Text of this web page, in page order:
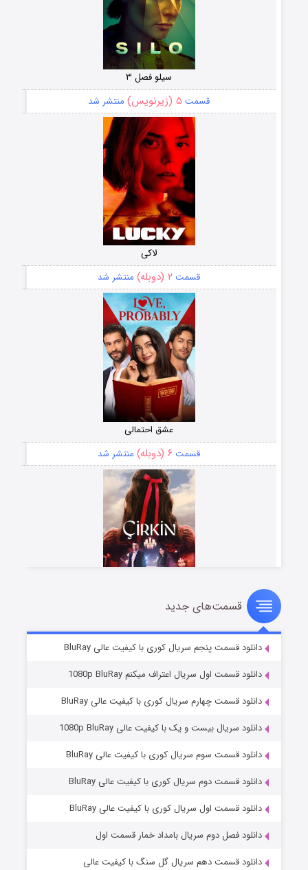
سیلو فصل ۳
قسمت ۵ (زیرنویس) منتشر شد
لاکی
قسمت ۲ (دوبله) منتشر شد
عشق احتمالی
قسمت ۶ (دوبله) منتشر شد
سریال زشت
قسمت۵ (زیرنویس) منتشر شد
وستی ها
قسمت۱ (زیرنویس) منتشر شد
قسمت‌های جدید
دانلود قسمت پنجم سریال کوری با کیفیت عالی BluRay
دانلود قسمت اول سریال اعتراف میکنم 1080p BluRay
دانلود قسمت چهارم سریال کوری با کیفیت عالی BluRay
دانلود سریال بیست و یک با کیفیت عالی 1080p BluRay
دانلود قسمت سوم سریال کوری با کیفیت عالی BluRay
دانلود قسمت دوم سریال کوری با کیفیت عالی BluRay
دانلود قسمت اول سریال کوری با کیفیت عالی BluRay
دانلود فصل دوم سریال بامداد خمار قسمت اول
دانلود قسمت دهم سریال گل سنگ با کیفیت عالی